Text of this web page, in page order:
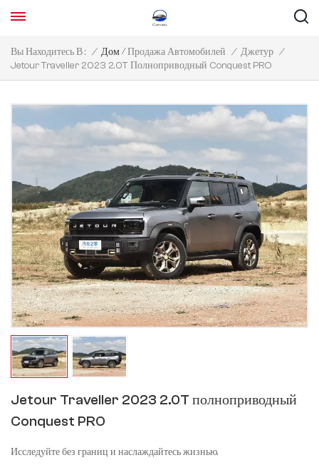
Вы Находитесь В : / Дом/Продажа Автомобилей / Джетур /
Jetour Traveller 2023 2.0T Полноприводный Conquest PRO
Jetour Traveller 2023 2.0T полноприводный
Conquest PRO
Исследуйте без границ и наслаждайтесь жизнью.